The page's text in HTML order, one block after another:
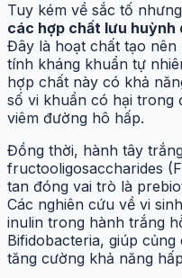
Tuy kém về sắc tố nhưng
các hợp chất lưu
Đây là hoạt chất tạo
tính kháng khuẩn tự
hợp chất này có khả
số vi khuẩn có hại trong
viêm đường hô hấp.
Đồng thời, hành tây
fructooligosaccharides
tan đóng vai trò là
Các nghiên cứu về vi
inulin trong hành trắng
Bifidobacteria, giúp
tăng cường khả năng